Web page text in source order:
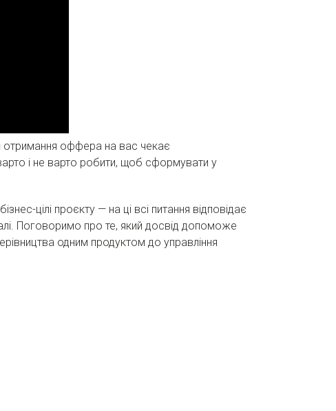
отримання оффера на вас чекає
і не варто робити, щоб сформувати у
цілі проєкту — на ці всі питання відповідає
Поговоримо про те, який досвід допоможе
одним продуктом до управління